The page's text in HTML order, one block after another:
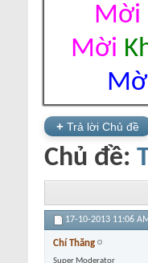
Mời
Mời
+ Trả lời Chủ đề
Chủ đề:
17-10-2013 11:06
Chí Thăng
Super Moderator